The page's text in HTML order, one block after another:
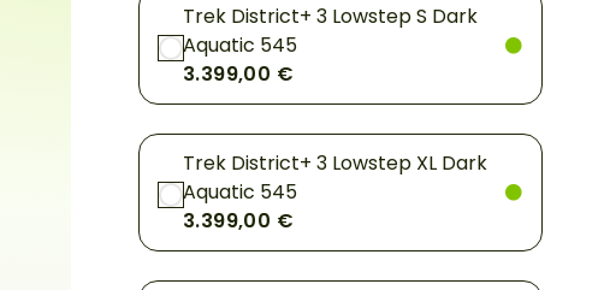
Trek District+ 3 Lowstep S Dark
Aquatic 545
3.399,00 €
Trek District+ 3 Lowstep XL Dark
Aquatic 545
3.399,00 €